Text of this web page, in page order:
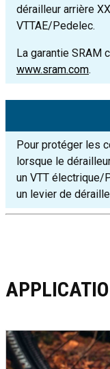
dérailleur arrière
VTTAE/Pedelec.
La garantie SRAM
www.sram.com.
Pour protéger les
lorsque le
un VTT électrique/
un levier de